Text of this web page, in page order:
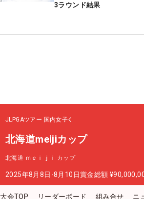
3ラウンド結果
JLPGAツアー 国内女子
北海道meijiカップ
北海道 ｍｅｉｊｉ カップ
2025年8月8日-8月10日賞金総額
大会TOP リーダーボード 組み合せ ニ